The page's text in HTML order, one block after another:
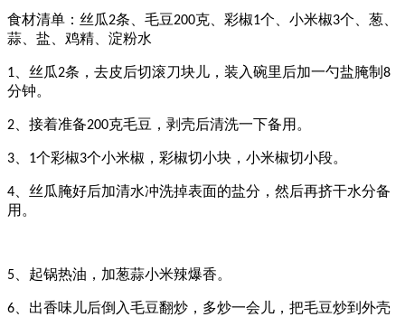
食材清单：丝瓜2条、毛豆200克、彩椒1个、小米椒3个、葱、
蒜、盐、鸡精、淀粉水
1 、丝瓜2条，去皮后切滚刀块儿，装入碗里后加一勺盐腌制 8
分钟。
2 、接着准备200克毛豆，剥壳后清洗一下备用。
3 1个彩椒3个小米椒，彩椒切小块，小米椒切小段。
4 、丝瓜腌好后加清水冲洗掉表面的盐分，然后再挤干水分备
用。
5 、起锅热油，加葱蒜小米辣爆香。
6 、出香味儿后倒入毛豆翻炒，多炒一会儿，把毛豆炒到外壳